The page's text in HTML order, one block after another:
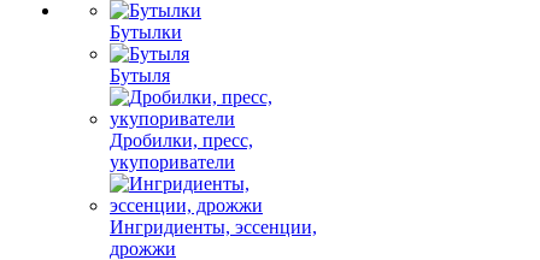
Бутылки
Бутыля
Дробилки, пресс,
укупориватели
Ингридиенты, эссенции,
дрожжи